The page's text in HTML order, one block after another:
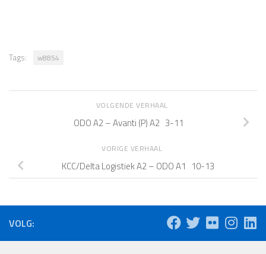
Tags: w8854
VOLGENDE VERHAAL
ODO A2 – Avanti (P) A2 3-11
VORIGE VERHAAL
KCC/Delta Logistiek A2 – ODO A1 10-13
VOLG: